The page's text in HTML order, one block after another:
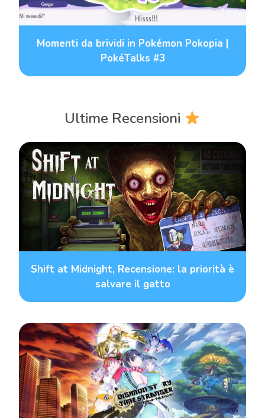
Momenti da brividi in Pokémon Pokopia |
PokéTalks #3
Ultime Recensioni
Shift at Midnight, Recensione: la priorità è
salvare il gatto